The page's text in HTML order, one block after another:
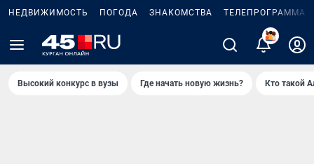
НЕДВИЖИМОСТЬ ПОГОДА ЗНАКОМСТВА ТЕЛЕПРОГРАММА
Высокий конкурс в вузы Где начать новую жизнь? Кто такой